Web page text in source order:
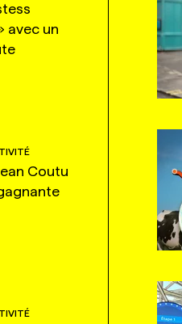
avec un
Coutu